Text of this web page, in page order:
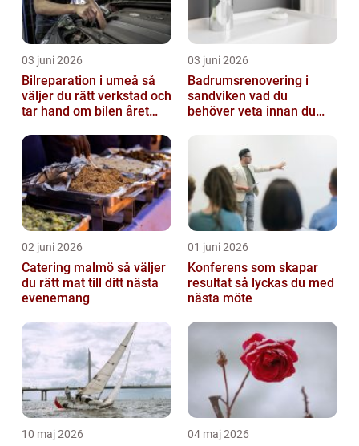
03 juni 2026
Bilreparation i umeå så
väljer du rätt verkstad och
tar hand om bilen året
03 juni 2026
Badrumsrenovering i
sandviken vad du
behöver veta innan du
02 juni 2026
Catering malmö så väljer
du rätt mat till ditt nästa
evenemang
01 juni 2026
Konferens som skapar
resultat så lyckas du med
nästa möte
10 maj 2026 04 maj 2026